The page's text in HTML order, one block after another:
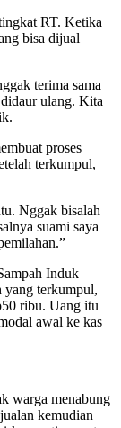
RT. Ketika
bisa dijual
terima sama
ulang. Kita
proses
terkumpul,
Nggak bisalah
suami saya
Induk
yang terkumpul,
ribu. Uang itu
awal ke kas
warga menabung
kemudian